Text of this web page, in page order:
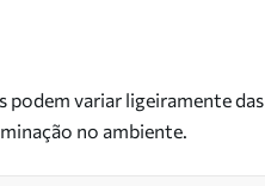
podem variar ligeiramente das
no ambiente.